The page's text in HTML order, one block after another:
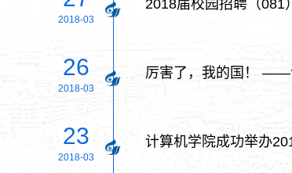
2018-03
2018届校园招聘（
26
2018-03
厉害了，我的国！ ——
23
2018-03
计算机学院成功举办